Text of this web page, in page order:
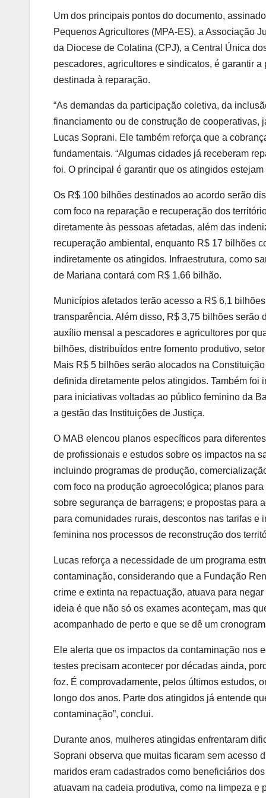
Um dos principais pontos do documento,
Pequenos Agricultores (MPA-ES), a Associação
da Diocese de Colatina (CPJ), a Central Única
pescadores, agricultores e sindicatos, é garantir
destinada à reparação.
“As demandas da participação coletiva, da
financiamento ou de construção de cooperativas,
Lucas Soprani. Ele também reforça que a
fundamentais. “Algumas cidades já receberam
foi. O principal é garantir que os atingidos
Os R$ 100 bilhões destinados ao acordo serão
com foco na reparação e recuperação dos
diretamente às pessoas afetadas, além das
recuperação ambiental, enquanto R$ 17 bilhões
indiretamente os atingidos. Infraestrutura, como
de Mariana contará com R$ 1,66 bilhão.
Municípios afetados terão acesso a R$ 6,1
transparência. Além disso, R$ 3,75 bilhões serão
auxílio mensal a pescadores e agricultores por
bilhões, distribuídos entre fomento produtivo,
Mais R$ 5 bilhões serão alocados na
definida diretamente pelos atingidos. Também
para iniciativas voltadas ao público feminino da
a gestão das Instituições de Justiça.
O MAB elencou planos específicos para
de profissionais e estudos sobre os impactos na
incluindo programas de produção,
com foco na produção agroecológica; planos
sobre segurança de barragens; e propostas para
para comunidades rurais, descontos nas tarifas
feminina nos processos de reconstrução dos
Lucas reforça a necessidade de um programa
contaminação, considerando que a Fundação
crime e extinta na repactuação, atuava para
ideia é que não só os exames aconteçam, mas
acompanhado de perto e que se dê um
Ele alerta que os impactos da contaminação nos
testes precisam acontecer por décadas ainda,
foz. É comprovadamente, pelos últimos estudos,
longo dos anos. Parte dos atingidos já entende
contaminação”, conclui.
Durante anos, mulheres atingidas enfrentaram
Soprani observa que muitas ficaram sem acesso
maridos eram cadastrados como beneficiários
atuavam na cadeia produtiva, como na limpeza e